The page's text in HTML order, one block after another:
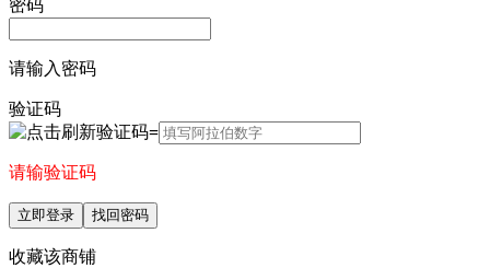
密码
请输入密码
验证码
=
请输验证码
立即登录 找回密码
收藏该商铺